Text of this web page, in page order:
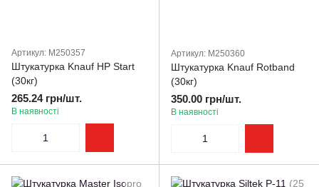
Артикул: M250357
Штукатурка Knauf HP Start
(30кг)
265.24 грн/шт.
В наявності
Артикул: M250360
Штукатурка Knauf Rotband
(30кг)
350.00 грн/шт.
В наявності